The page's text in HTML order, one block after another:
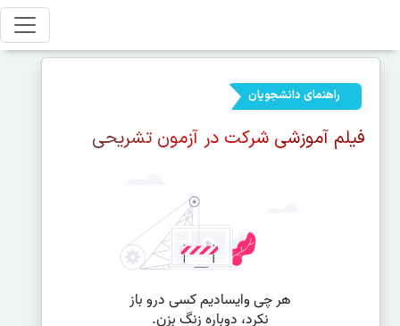
راهنمای دانشجویان
فیلم آموزشی شرکت در آزمون تشریحی